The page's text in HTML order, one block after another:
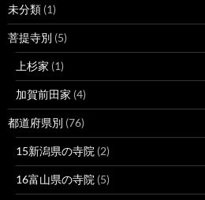
未分類 (1)
菩提寺別 (5)
上杉家 (1)
加賀前田家 (4)
都道府県別 (76)
15新潟県の寺院 (2)
16富山県の寺院 (5)